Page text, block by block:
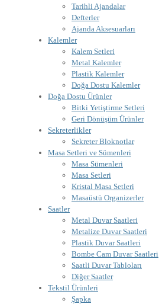
Tarihli Ajandalar
Defterler
Ajanda Aksesuarları
Kalemler
Kalem Setleri
Metal Kalemler
Plastik Kalemler
Doğa Dostu Kalemler
Doğa Dostu Ürünler
Bitki Yetiştirme Setleri
Geri Dönüşüm Ürünler
Sekreterlikler
Sekreter Bloknotlar
Masa Setleri ve Sümenleri
Masa Sümenleri
Masa Setleri
Kristal Masa Setleri
Masaüstü Organizerler
Saatler
Metal Duvar Saatleri
Metalize Duvar Saatleri
Plastik Duvar Saatleri
Bombe Cam Duvar Saatleri
Saatli Duvar Tabloları
Diğer Saatler
Tekstil Ürünleri
Şapka